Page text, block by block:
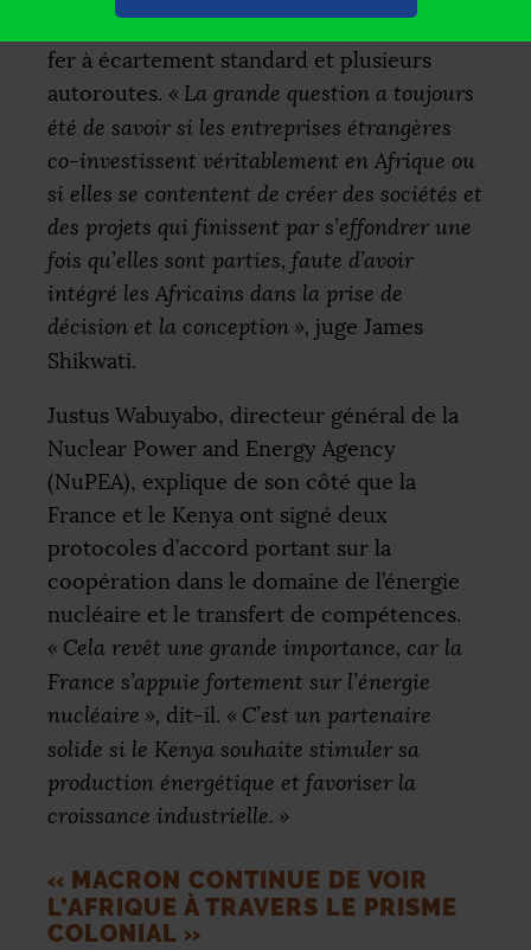
fer à écartement standard et plusieurs
autoroutes. « La grande question a toujours
été de savoir si les entreprises étrangères
co-investissent véritablement en Afrique ou
si elles se contentent de créer des sociétés et
des projets qui finissent par s’effondrer une
fois qu’elles sont parties, faute d’avoir
intégré les Africains dans la prise de
décision et la conception », juge James
Shikwati.
Justus Wabuyabo, directeur général de la
Nuclear Power and Energy Agency
(NuPEA), explique de son côté que la
France et le Kenya ont signé deux
protocoles d’accord portant sur la
coopération dans le domaine de l’énergie
nucléaire et le transfert de compétences.
« Cela revêt une grande importance, car la
France s’appuie fortement sur l’énergie
nucléaire », dit-il. « C’est un partenaire
solide si le Kenya souhaite stimuler sa
production énergétique et favoriser la
croissance industrielle. »
« MACRON CONTINUE DE VOIR
L’AFRIQUE À TRAVERS LE PRISME
COLONIAL »